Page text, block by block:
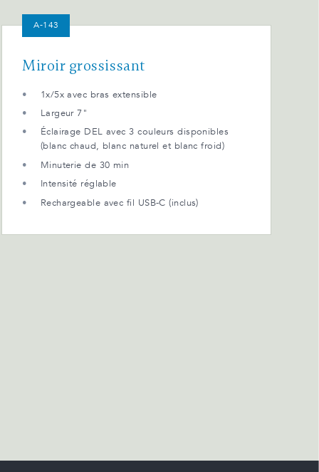
A-143
Miroir grossissant
1x/5x avec bras extensible
Largeur 7"
Éclairage DEL avec 3 couleurs disponibles
(blanc chaud, blanc naturel et blanc froid)
Minuterie de 30 min
Intensité réglable
Rechargeable avec fil USB-C (inclus)